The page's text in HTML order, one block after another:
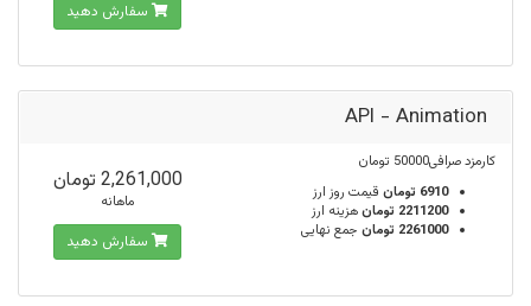
سفارش دهید
API - Animation
کارمزد صرافی50000 تومان
6910 تومان
قیمت روز ارز
2211200 تومان
هزینه ارز
2261000 تومان
جمع نهایی
2,261,000 تومان
ماهانه
سفارش دهید